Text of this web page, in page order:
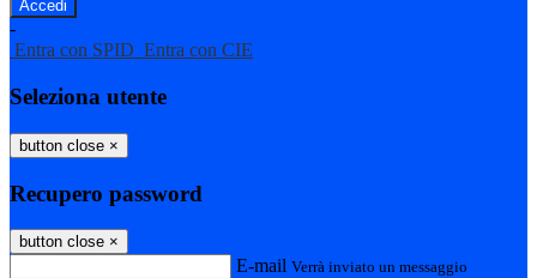
-
Entra con SPID Entra con CIE
Seleziona utente
button close ×
Recupero password
button close ×
E-mail Verrà inviato un messaggio